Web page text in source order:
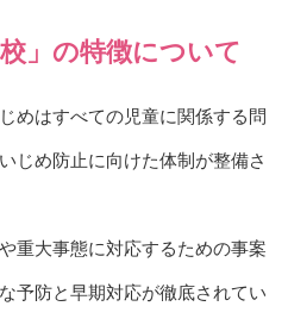
」の特徴について
めはすべての児童に関係する問
じめ防止に向けた体制が整備さ
重大事態に対応するための事案
予防と早期対応が徹底されてい